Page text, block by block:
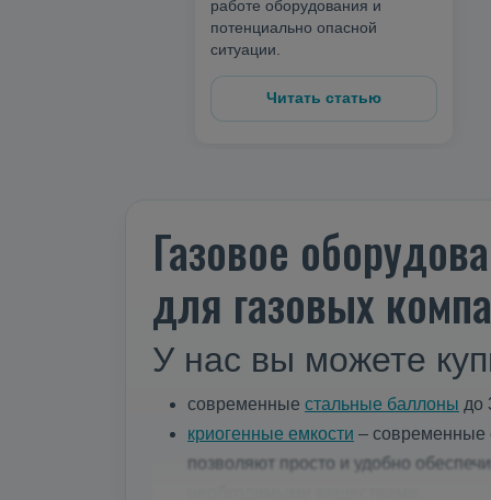
работе оборудования и
потенциально опасной
ситуации.
Читать статью
Газовое
для газовых
У нас вы можете
современные стальные баллоны до
криогенные емкости – современные
позволяют просто и удобно